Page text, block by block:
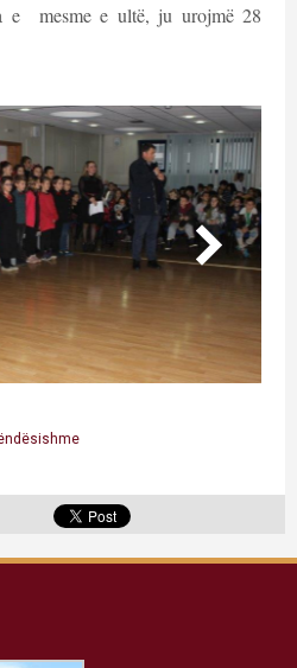
e mesme e ultë, ju urojmë 28